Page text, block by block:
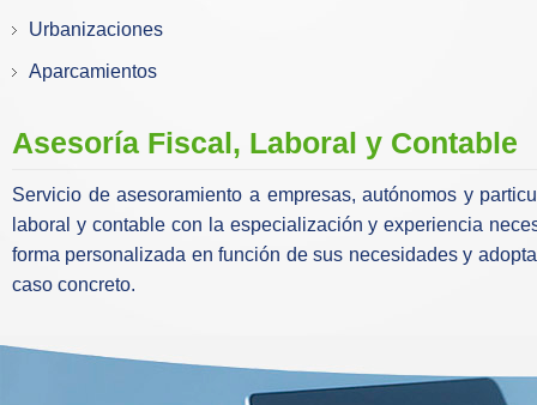
Urbanizaciones
Aparcamientos
Asesoría Fiscal, Laboral y Contable
Servicio de asesoramiento a empresas, autónomos y
laboral y contable con la especialización y experiencia
forma personalizada en función de sus necesidades y
caso concreto.